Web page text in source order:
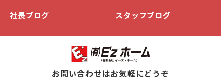
社長ブログ スタッフブログ
お問い合わせはお気軽にどうぞ